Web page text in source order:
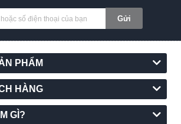
kế dạng chùm phale 3 vòng tròn
Gửi
PHẨM
HÀNG
GÌ?